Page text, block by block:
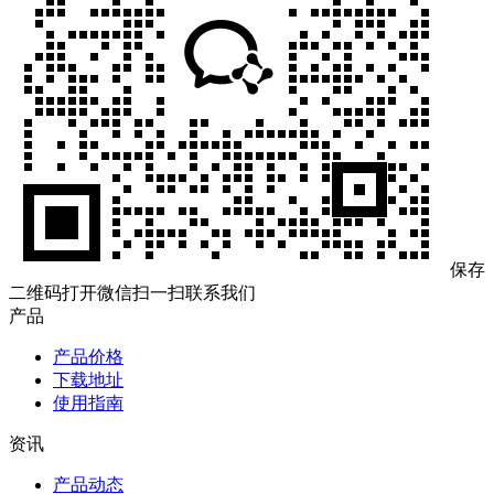
保存
二维码打开微信扫一扫联系我们
产品
产品价格
下载地址
使用指南
资讯
产品动态